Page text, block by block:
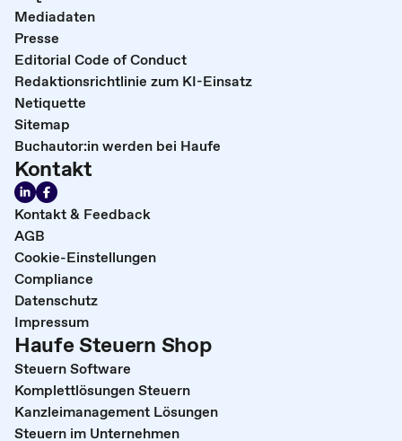
Mediadaten
Presse
Editorial Code of Conduct
Redaktionsrichtlinie zum KI-Einsatz
Netiquette
Sitemap
Buchautor:in werden bei Haufe
Kontakt
Kontakt & Feedback
AGB
Cookie-Einstellungen
Compliance
Datenschutz
Impressum
Haufe Steuern Shop
Steuern Software
Komplettlösungen Steuern
Kanzleimanagement Lösungen
Steuern im Unternehmen